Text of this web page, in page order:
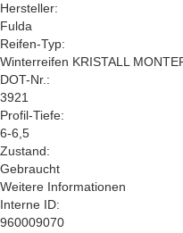
Hersteller:
Fulda
Reifen-Typ:
Winterreifen KRISTALL
DOT-Nr.:
3921
Profil-Tiefe:
6-6,5
Zustand:
Gebraucht
Weitere Informationen
Interne ID:
960009070